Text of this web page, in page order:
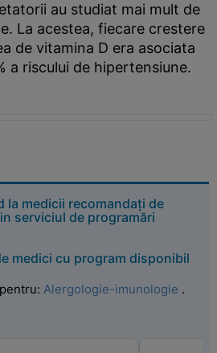
au studiat mai mult de
La acestea, fiecare crestere
de vitamina D era asociata
a riscului de hipertensiune.
la medicii recomandați de
serviciul de programări
medici cu program disponibil
Alergologie-imunologie .